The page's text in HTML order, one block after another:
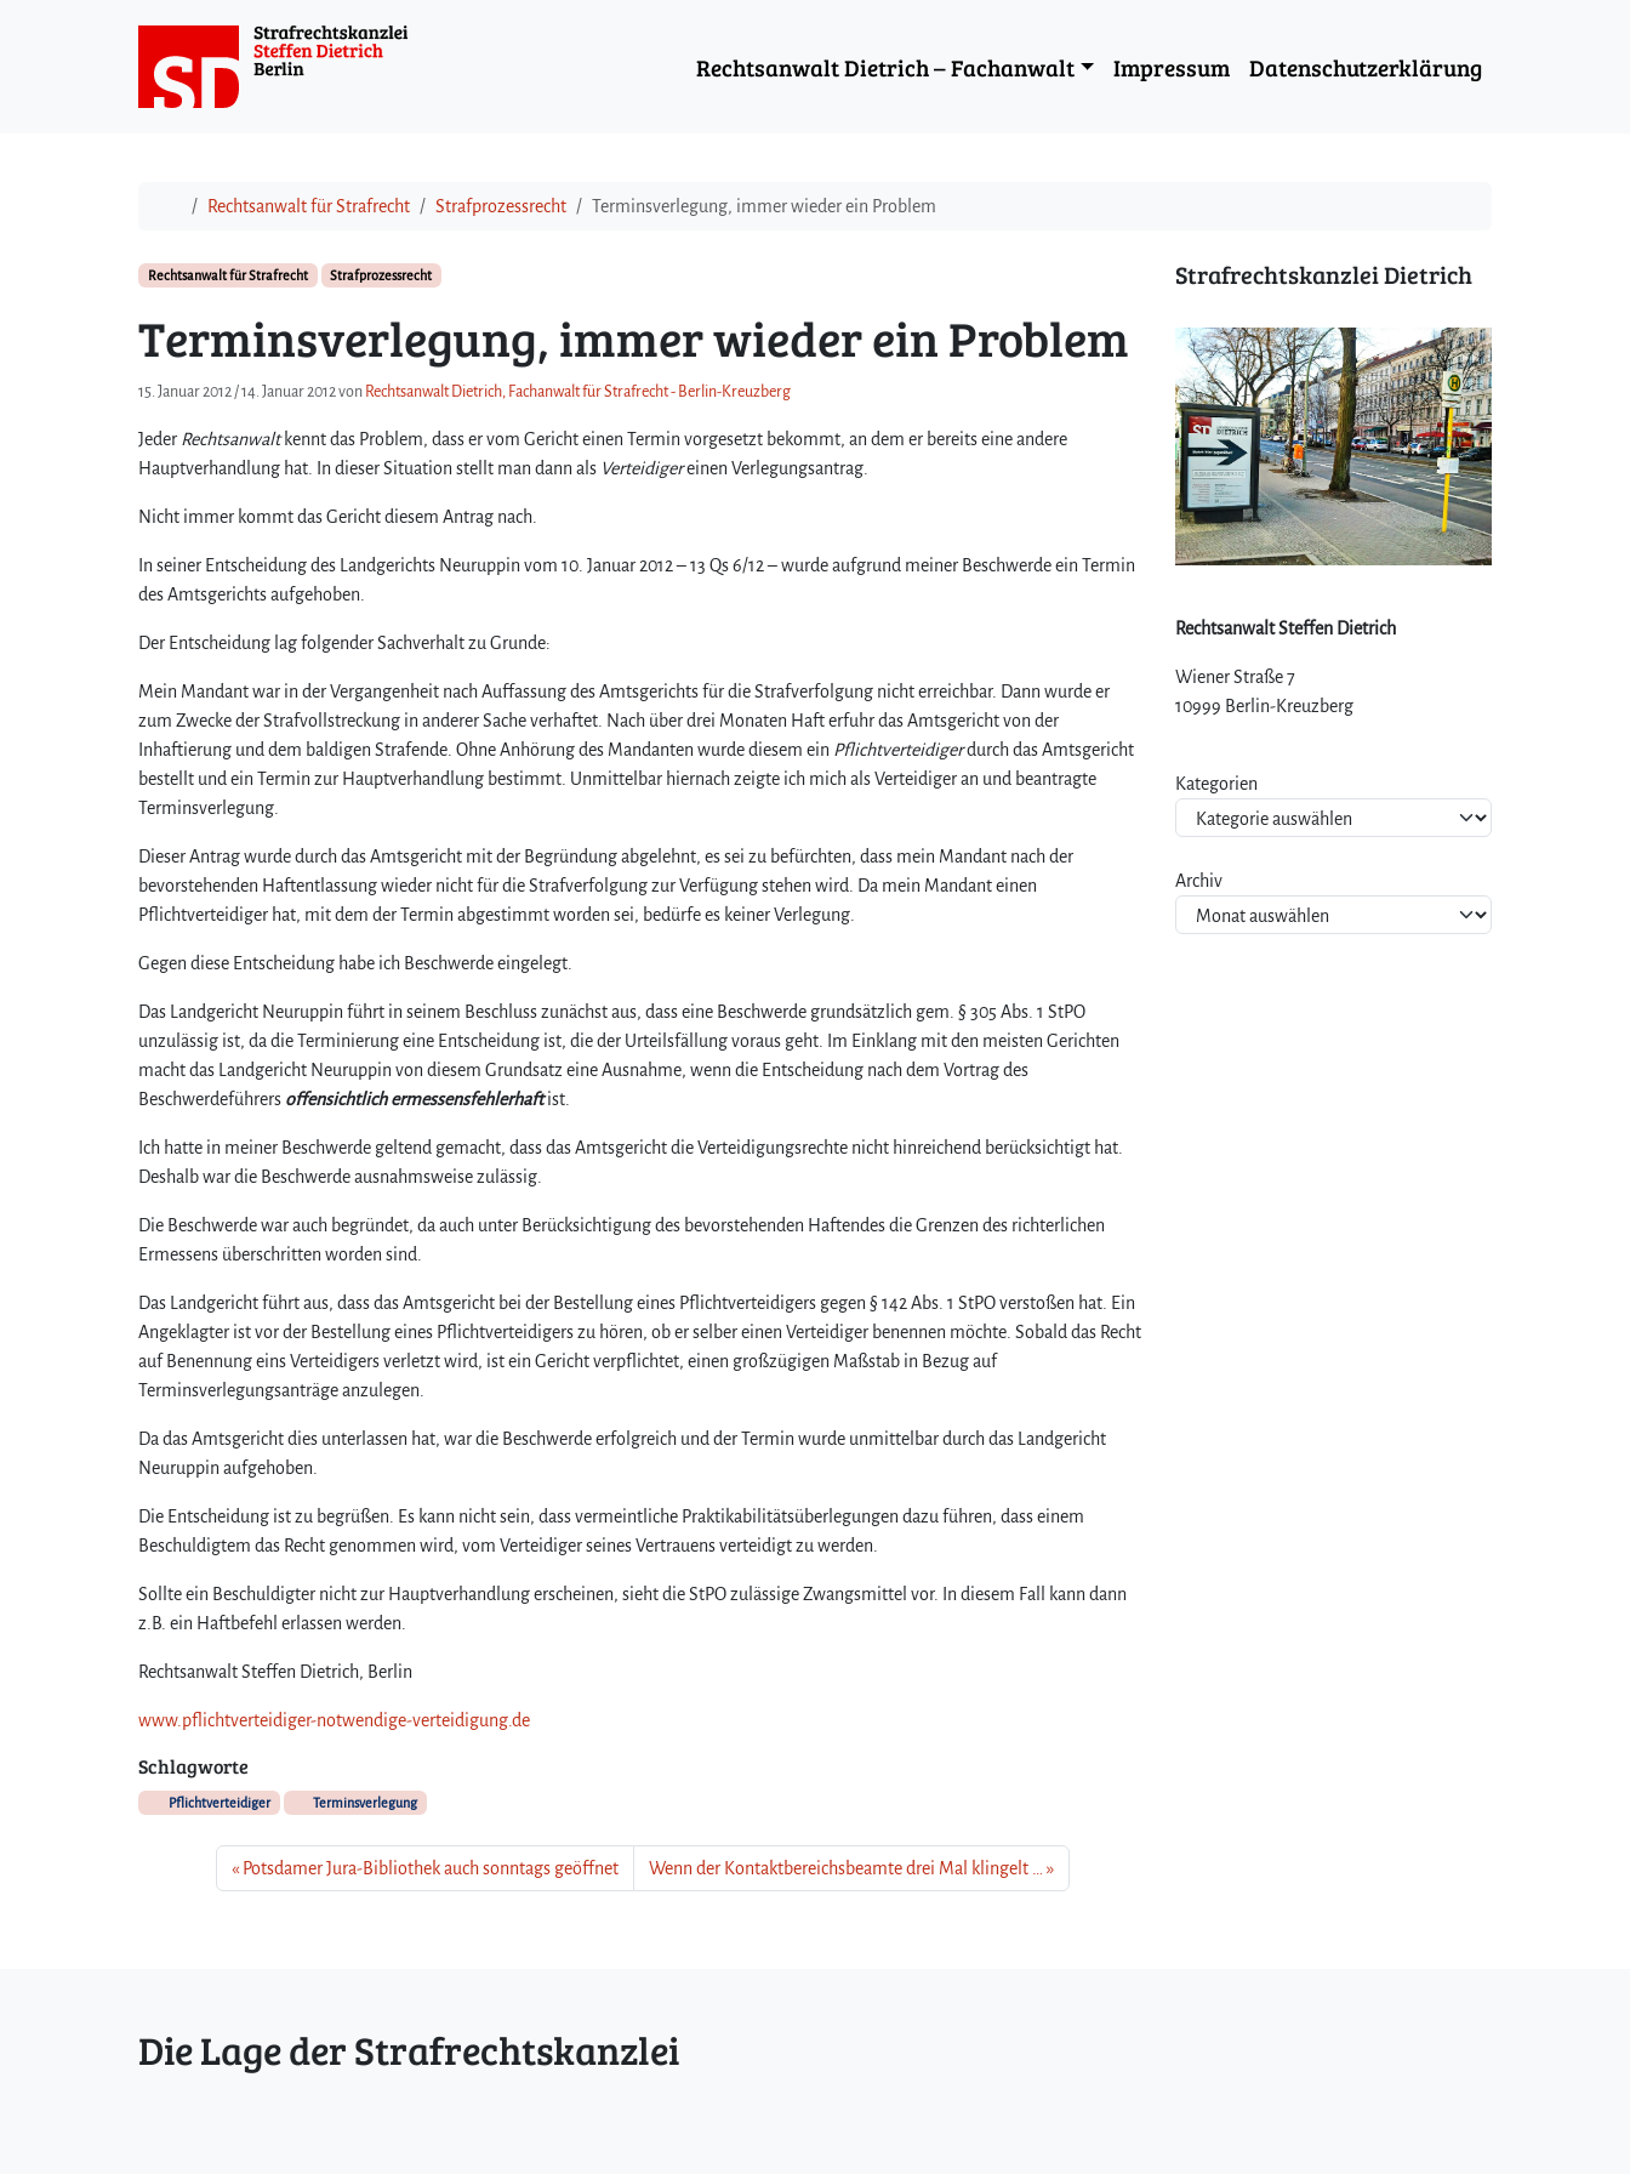
Rechtsanwalt Dietrich – Fachanwalt Impressum Datenschutzerklärung
StartRechtsanwalt für Strafrecht Strafprozessrecht Terminsverlegung, immer wieder ein Problem
Rechtsanwalt für Strafrecht Strafprozessrecht
Terminsverlegung, immer wieder ein Problem
15. Januar 2012 /14. Januar 2012von Rechtsanwalt Dietrich, Fachanwalt für Strafrecht - Berlin-Kreuzberg
Jeder Rechtsanwaltkennt das Problem, dass er vom Gericht einen Termin vorgesetzt bekommt, an dem er bereits eine andere
Hauptverhandlung hat. In dieser Situation stellt man dann als Verteidigereinen Verlegungsantrag.
Nicht immer kommt das Gericht diesem Antrag nach.
In seiner Entscheidung des Landgerichts Neuruppin vom 10. Januar 2012 – 13 Qs 6/12 – wurde aufgrund meiner Beschwerde ein Termin
des Amtsgerichts aufgehoben.
Der Entscheidung lag folgender Sachverhalt zu Grunde:
Mein Mandant war in der Vergangenheit nach Auffassung des Amtsgerichts für die Strafverfolgung nicht erreichbar. Dann wurde er
zum Zwecke der Strafvollstreckung in anderer Sache verhaftet. Nach über drei Monaten Haft erfuhr das Amtsgericht von der
Inhaftierung und dem baldigen Strafende. Ohne Anhörung des Mandanten wurde diesem ein Pflichtverteidigerdurch das Amtsgericht
bestellt und ein Termin zur Hauptverhandlung bestimmt. Unmittelbar hiernach zeigte ich mich als Verteidiger an und beantragte
Terminsverlegung.
Dieser Antrag wurde durch das Amtsgericht mit der Begründung abgelehnt, es sei zu befürchten, dass mein Mandant nach der
bevorstehenden Haftentlassung wieder nicht für die Strafverfolgung zur Verfügung stehen wird. Da mein Mandant einen
Pflichtverteidiger hat, mit dem der Termin abgestimmt worden sei, bedürfe es keiner Verlegung.
Gegen diese Entscheidung habe ich Beschwerde eingelegt.
Das Landgericht Neuruppin führt in seinem Beschluss zunächst aus, dass eine Beschwerde grundsätzlich gem. § 305 Abs. 1 StPO
unzulässig ist, da die Terminierung eine Entscheidung ist, die der Urteilsfällung voraus geht. Im Einklang mit den meisten Gerichten
macht das Landgericht Neuruppin von diesem Grundsatz eine Ausnahme, wenn die Entscheidung nach dem Vortrag des
Beschwerdeführers offensichtlich ermessensfehlerhaftist.
Ich hatte in meiner Beschwerde geltend gemacht, dass das Amtsgericht die Verteidigungsrechte nicht hinreichend berücksichtigt hat.
Deshalb war die Beschwerde ausnahmsweise zulässig.
Die Beschwerde war auch begründet, da auch unter Berücksichtigung des bevorstehenden Haftendes die Grenzen des richterlichen
Ermessens überschritten worden sind.
Das Landgericht führt aus, dass das Amtsgericht bei der Bestellung eines Pflichtverteidigers gegen § 142 Abs. 1 StPO verstoßen hat. Ein
Angeklagter ist vor der Bestellung eines Pflichtverteidigers zu hören, ob er selber einen Verteidiger benennen möchte. Sobald das Recht
auf Benennung eins Verteidigers verletzt wird, ist ein Gericht verpflichtet, einen großzügigen Maßstab in Bezug auf
Terminsverlegungsanträge anzulegen.
Da das Amtsgericht dies unterlassen hat, war die Beschwerde erfolgreich und der Termin wurde unmittelbar durch das Landgericht
Neuruppin aufgehoben.
Die Entscheidung ist zu begrüßen. Es kann nicht sein, dass vermeintliche Praktikabilitätsüberlegungen dazu führen, dass einem
Beschuldigtem das Recht genommen wird, vom Verteidiger seines Vertrauens verteidigt zu werden.
Sollte ein Beschuldigter nicht zur Hauptverhandlung erscheinen, sieht die StPO zulässige Zwangsmittel vor. In diesem Fall kann dann
z.B. ein Haftbefehl erlassen werden.
Rechtsanwalt Steffen Dietrich, Berlin
www.pflichtverteidiger-notwendige-verteidigung.de
Schlagworte
Pflichtverteidiger Terminsverlegung
Potsdamer Jura-Bibliothek auch sonntags geöffnet Wenn der Kontaktbereichsbeamte drei Mal klingelt …
Strafrechtskanzlei Dietrich
Rechtsanwalt Steffen Dietrich
Wiener Straße 7
10999 Berlin-Kreuzberg
Kategorien
Archiv
Die Lage der Strafrechtskanzlei